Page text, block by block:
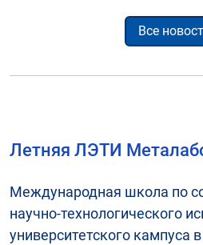
Все
Летняя ЛЭТИ
Международная школа по
научно-технологического
университетского кампуса